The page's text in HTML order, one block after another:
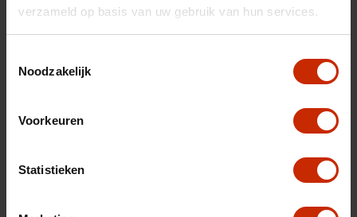
verzameld op basis van uw gebruik van hun services.
Noodzakelijk
Voorkeuren
Statistieken
Na het invullen van dit formulier ontvangt u van ons